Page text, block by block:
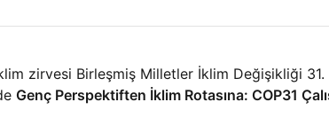
zirvesi Birleşmiş Milletler İklim Değişikliği 31.
Genç Perspektiften İklim Rotasına: COP31